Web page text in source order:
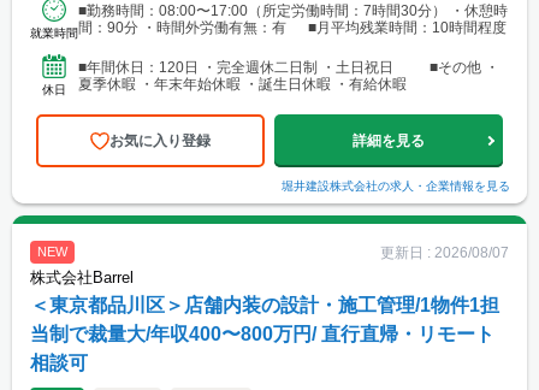
就業時間
■勤務時間：08:00〜17:00（所定労働時間：7時間30分） ・休憩時
間：90分 ・時間外労働有無：有 ■月平均残業時間：10時間程度
休日
■年間休日：120日 ・完全週休二日制 ・土日祝日 ■その他 ・
夏季休暇 ・年末年始休暇 ・誕生日休暇 ・有給休暇
お気に入り登録 詳細を見る
堀井建設株式会社の求人・企業情報を見る
NEW 更新日 : 2026/08/07
株式会社Barrel
＜東京都品川区＞店舗内装の設計・施工管理/1物件1担
当制で裁量大/年収400〜800万円/ 直行直帰・リモート
相談可